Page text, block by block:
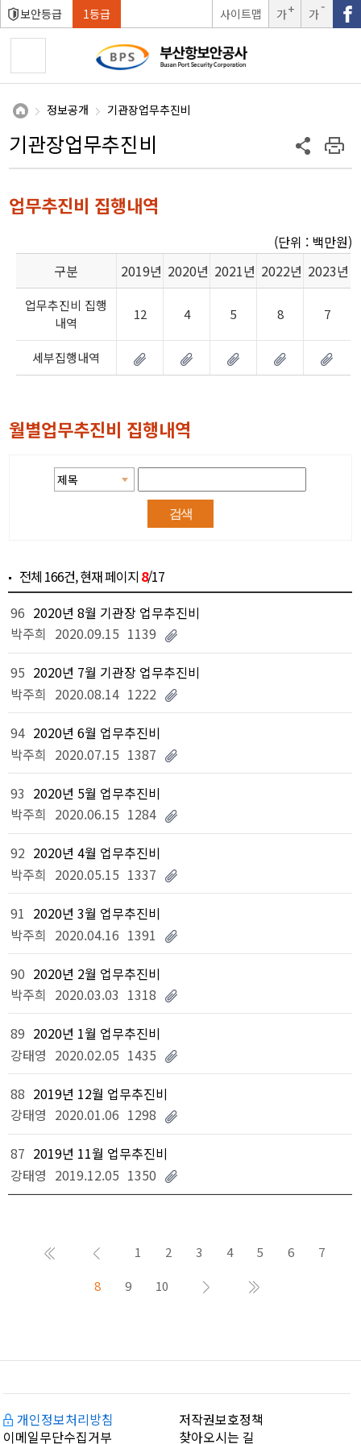
보안등급 1등급 사이트맵
가
가
기관장업무추진비
정보공개 기관장업무추진비
업무추진비 집행내역
(단위 : 백만원)
구분
2019년 2020년 2021년 2022년 2023년
업무추진비 집행
내역
12 4 5 8 7
세부집행내역
월별업무추진비 집행내역
전체 166건, 현재 페이지 8/17
96 2020년 8월 기관장 업무추진비
박주희 2020.09.15 1139
95 2020년 7월 기관장 업무추진비
박주희 2020.08.14 1222
94 2020년 6월 업무추진비
박주희 2020.07.15 1387
93 2020년 5월 업무추진비
박주희 2020.06.15 1284
92 2020년 4월 업무추진비
박주희 2020.05.15 1337
91 2020년 3월 업무추진비
박주희 2020.04.16 1391
90 2020년 2월 업무추진비
박주희 2020.03.03 1318
89 2020년 1월 업무추진비
강태영 2020.02.05 1435
88 2019년 12월 업무추진비
강태영 2020.01.06 1298
87 2019년 11월 업무추진비
강태영 2019.12.05 1350
1 2 3 4 5 6
7
8
9 10
개인정보처리방침
저작권보호정책
이메일무단수집거부
찾아오시는 길